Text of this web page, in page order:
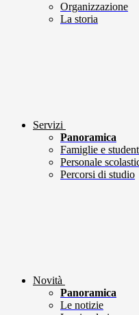
Organizzazione
La storia
Servizi
Panoramica
Famiglie e
Personale
Percorsi di studio
Novità
Panoramica
Le notizie